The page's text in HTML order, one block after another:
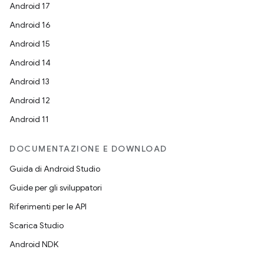
Android 17
Android 16
Android 15
Android 14
Android 13
Android 12
Android 11
DOCUMENTAZIONE E DOWNLOAD
Guida di Android Studio
Guide per gli sviluppatori
Riferimenti per le API
Scarica Studio
Android NDK